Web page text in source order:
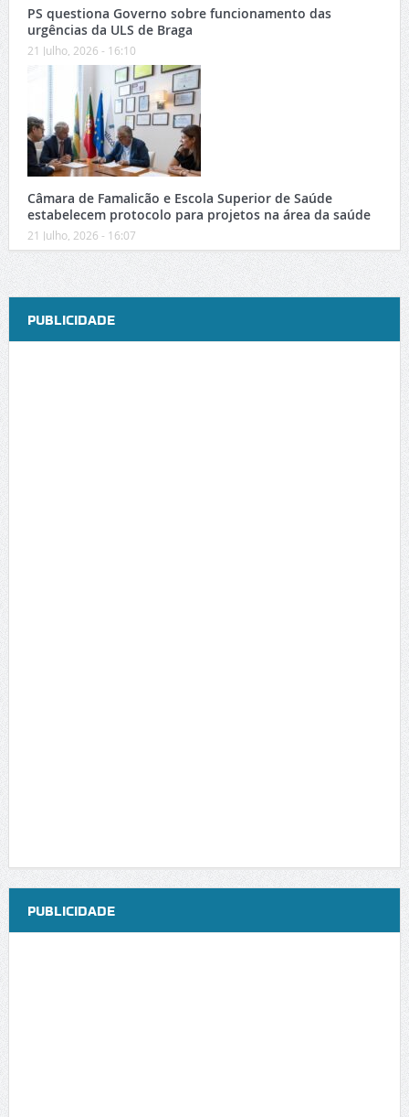
PS questiona Governo sobre funcionamento das
urgências da ULS de Braga
21 Julho, 2026 - 16:10
Câmara de Famalicão e Escola Superior de Saúde
estabelecem protocolo para projetos na área da saúde
21 Julho, 2026 - 16:07
PUBLICIDADE
PUBLICIDADE